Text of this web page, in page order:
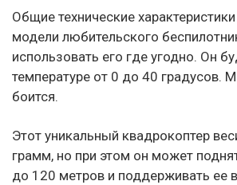
Общие технические
модели любительского
использовать его где угодно. Он
температуре от 0 до 40 градусов.
боится.
Этот уникальный квадрокоптер
грамм, но при этом он может
до 120 метров и поддерживать ее